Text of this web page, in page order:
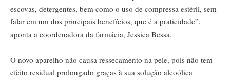
escovas, detergentes, bem como o uso de compressa estéril, sem
falar em um dos principais benefícios, que é a praticidade”,
aponta a coordenadora da farmácia, Jessica Bessa.
O novo aparelho não causa ressecamento na pele, pois não tem
efeito residual prolongado graças à sua solução alcoólica